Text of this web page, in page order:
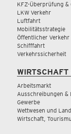
KFZ-Überprüfung &
LKW Verkehr
Luftfahrt
Mobilitätsstrategie
Öffentlicher Verkehr
Schifffahrt
Verkehrssicherheit
Arbeitsmarkt
Ausschreibungen &
Gewerbe
Wettwesen und
Wirtschaft,